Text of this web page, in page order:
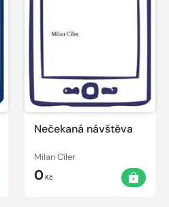
Nečekaná návštěva
Milan Cíler
0Kč